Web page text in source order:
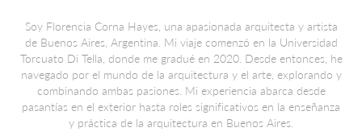
Soy Florencia Corna Hayes, una apasionada arquitecta y artista
de Buenos Aires, Argentina. Mi viaje comenzó en la Universidad
Torcuato Di Tella, donde me gradué en 2020. Desde entonces, he
navegado por el mundo de la arquitectura y el arte, explorando y
combinando ambas pasiones. Mi experiencia abarca desde
pasantías en el exterior hasta roles significativos en la enseñanza
y práctica de la arquitectura en Buenos Aires.